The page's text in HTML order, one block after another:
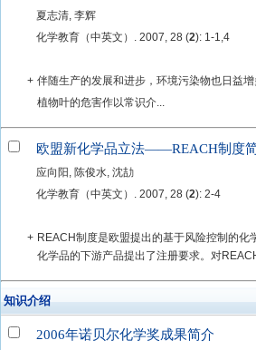
夏志清, 李辉
化学教育（中英文）. 2007, 28 (2): 1-1,4
+ 伴随生产的发展和进步，环境污染物也日益
植物叶的危害作以常识介...
欧盟新化学品立法——REACH制度
应向阳, 陈俊水, 沈劼
化学教育（中英文）. 2007, 28 (2): 2-4
+ REACH制度是欧盟提出的基于风险控制的
化学品的下游产品提出了注册要求。对
知识介绍
2006年诺贝尔化学奖成果简介